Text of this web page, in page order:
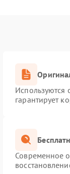
Используются
гарантирует
Современное